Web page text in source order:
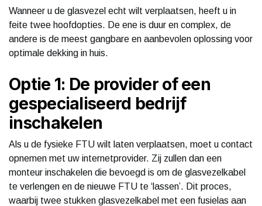
Wanneer u de glasvezel echt wilt verplaatsen, heeft u in
feite twee hoofdopties. De ene is duur en complex, de
andere is de meest gangbare en aanbevolen oplossing voor
optimale dekking in huis.
Optie 1: De provider of een
gespecialiseerd bedrijf
inschakelen
Als u de fysieke FTU wilt laten verplaatsen, moet u contact
opnemen met uw internetprovider. Zij zullen dan een
monteur inschakelen die bevoegd is om de glasvezelkabel
te verlengen en de nieuwe FTU te ‘lassen’. Dit proces,
waarbij twee stukken glasvezelkabel met een fusielas aan